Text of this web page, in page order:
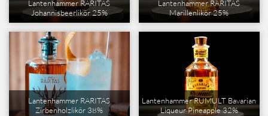
Lantenhammer RARITAS
Johannisbeerlikör 25%
Lantenhammer RARITAS
Marillenlikör 25%
Lantenhammer RARITAS
Zirbenholzlikör 38%
Lantenhammer RUMULT Bavarian
Liqueur Pineapple 32%